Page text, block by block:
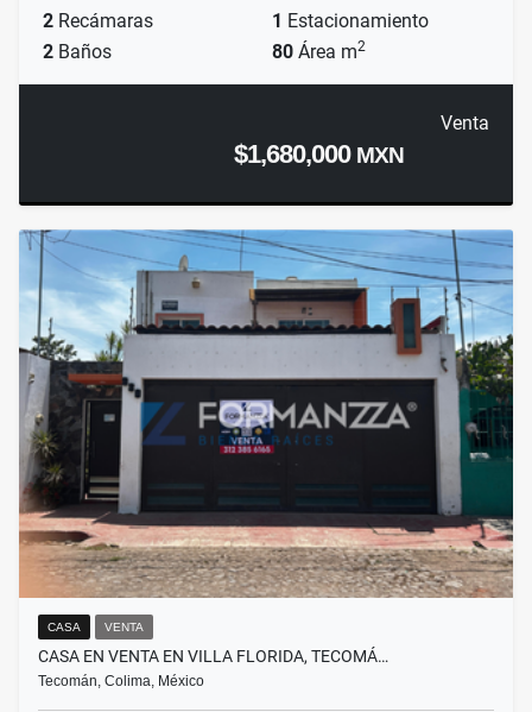
2 Recámaras 1 Estacionamiento
2 Baños 80 Área m2
Venta
$1,680,000 MXN
CASA VENTA
CASA EN VENTA EN VILLA FLORIDA, TECOMÁ…
Tecomán, Colima, México